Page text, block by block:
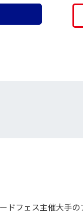
ドフェス主催大手